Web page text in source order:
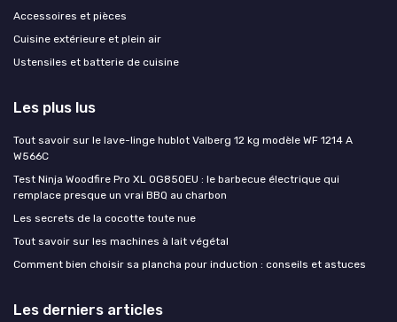
Accessoires et pièces
Cuisine extérieure et plein air
Ustensiles et batterie de cuisine
Les plus lus
Tout savoir sur le lave-linge hublot Valberg 12 kg modèle WF 1214 A
W566C
Test Ninja Woodfire Pro XL OG850EU : le barbecue électrique qui
remplace presque un vrai BBQ au charbon
Les secrets de la cocotte toute nue
Tout savoir sur les machines à lait végétal
Comment bien choisir sa plancha pour induction : conseils et astuces
Les derniers articles